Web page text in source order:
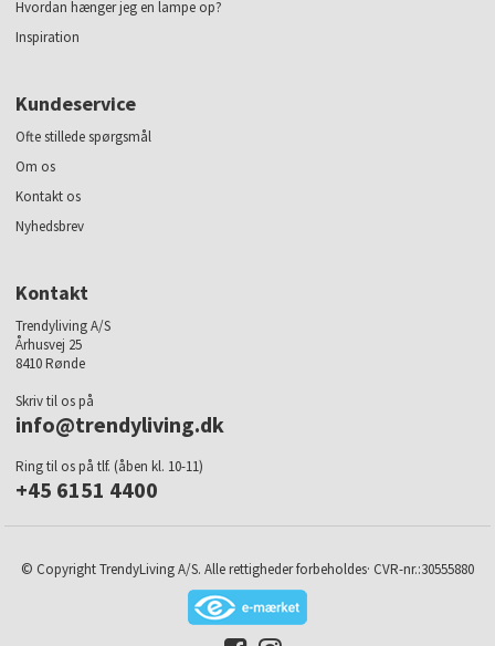
Hvordan hænger jeg en lampe op?
Inspiration
Kundeservice
Ofte stillede spørgsmål
Om os
Kontakt os
Nyhedsbrev
Kontakt
Trendyliving A/S
Århusvej 25
8410 Rønde
Skriv til os på
info@trendyliving.dk
Ring til os på tlf. (åben kl. 10-11)
+45 6151 4400
© Copyright TrendyLiving A/S. Alle rettigheder forbeholdes· CVR-nr.:30555880